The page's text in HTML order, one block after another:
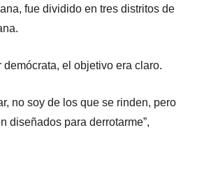
fue dividido en tres distritos de
el objetivo era claro.
no soy de los que se rinden, pero
diseñados para derrotarme”,